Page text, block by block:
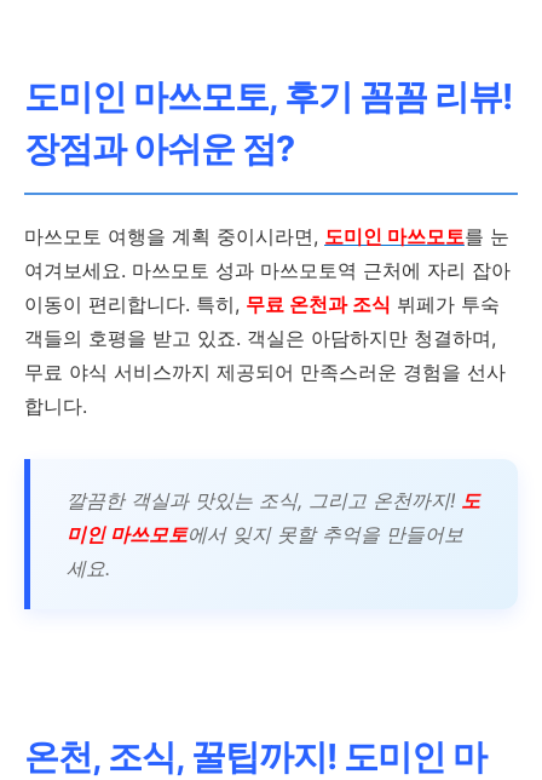
도미인 마쓰모토, 후기 꼼꼼 리뷰!
장점과 아쉬운 점?
마쓰모토 여행을 계획 중이시라면, 도미인 마쓰모토를 눈
여겨보세요. 마쓰모토 성과 마쓰모토역 근처에 자리 잡아
이동이 편리합니다. 특히, 무료 온천과 조식 뷔페가 투숙
객들의 호평을 받고 있죠. 객실은 아담하지만 청결하며,
무료 야식 서비스까지 제공되어 만족스러운 경험을 선사
합니다.
깔끔한 객실과 맛있는 조식, 그리고 온천까지! 도
미인 마쓰모토에서 잊지 못할 추억을 만들어보
세요.
온천, 조식, 꿀팁까지! 도미인 마